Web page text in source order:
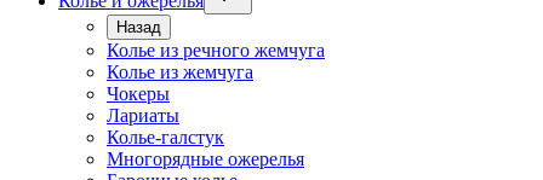
Назад
Колье из речного жемчуга
Колье из жемчуга
Чокеры
Лариаты
Колье-галстук
Многорядные ожерелья